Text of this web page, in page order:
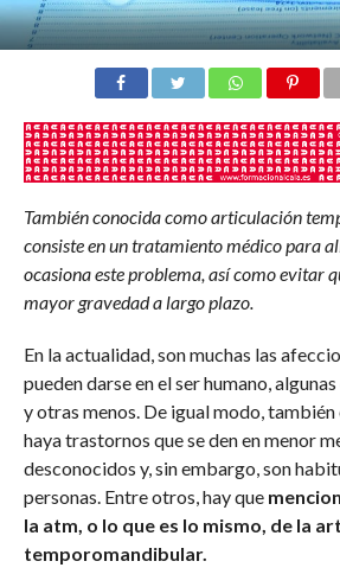
También conocida como articulación
consiste en un tratamiento médico para
ocasiona este problema, así como evitar
mayor gravedad a largo plazo.
En la actualidad, son muchas las
pueden darse en el ser humano,
y otras menos. De igual modo,
haya trastornos que se den en menor
desconocidos y, sin embargo, son
personas. Entre otros, hay que
la atm, o lo que es lo mismo, de la
temporomandibular.